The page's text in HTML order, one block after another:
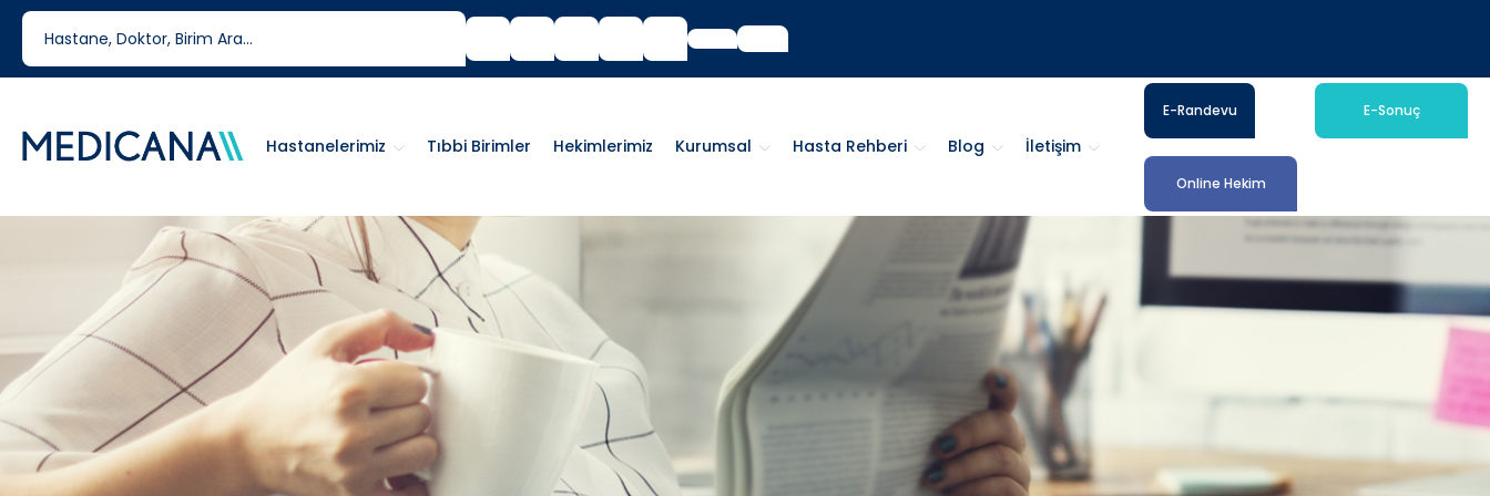
444 6 334
Tıbbi Birimler Hekimlerimiz Kurumsal Hasta Rehberi Blog İletişim
Hastanelerimiz
E-Randevu E-Sonuç
Online Hekim